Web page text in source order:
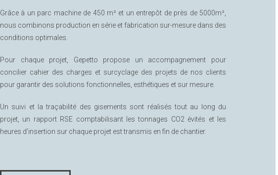
Grâce à un parc machine de 450 m² et un entrepôt de près de 5000m²,
nous combinons production en série et fabrication sur-mesure dans des
conditions optimales.
Pour chaque projet, Gepetto propose un accompagnement pour
concilier cahier des charges et surcyclage des projets de nos clients
pour garantir des solutions fonctionnelles, esthétiques et sur mesure.
Un suivi et la traçabilité des gisements sont réalisés tout au long du
projet, un rapport RSE comptabilisant les tonnages CO2 évités et les
heures d’insertion sur chaque projet est transmis en fin de chantier.